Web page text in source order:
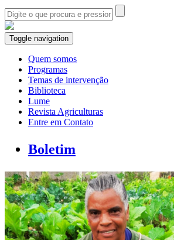
Toggle navigation
Quem somos
Programas
Temas de intervenção
Biblioteca
Lume
Revista Agriculturas
Entre em Contato
Boletim